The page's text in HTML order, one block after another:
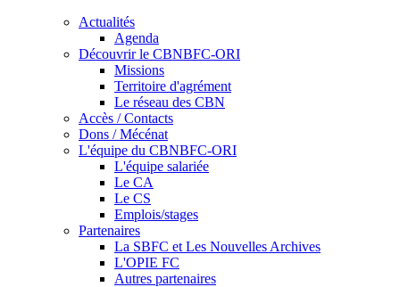
Actualités
Agenda
Découvrir le CBNBFC-ORI
Missions
Territoire d'agrément
Le réseau des CBN
Accès / Contacts
Dons / Mécénat
L'équipe du CBNBFC-ORI
L'équipe salariée
Le CA
Le CS
Emplois/stages
Partenaires
La SBFC et Les Nouvelles Archives
L'OPIE FC
Autres partenaires